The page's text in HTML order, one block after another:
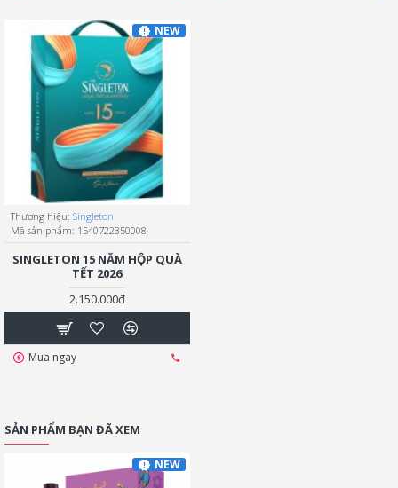
NEW
Thương hiệu: Singleton
Mã sản phẩm: 1540722350008
SINGLETON 15 NĂM HỘP QUÀ
TẾT 2026
2.150.000đ
Mua ngay
SẢN PHẨM BẠN ĐÃ XEM
NEW